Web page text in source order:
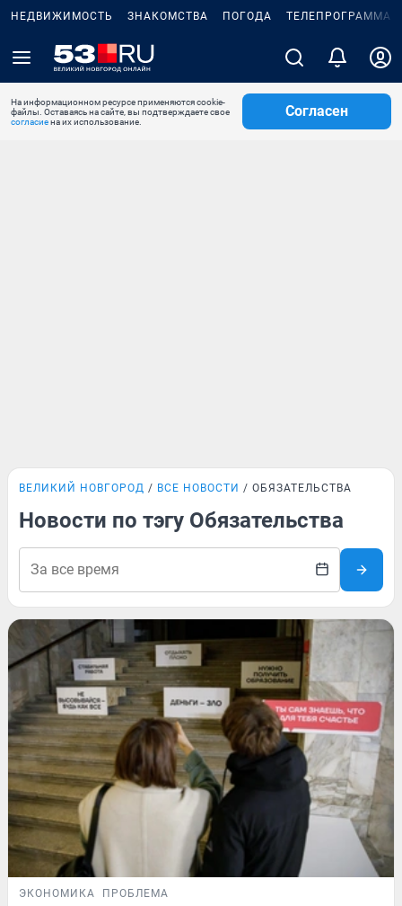
НЕДВИЖИМОСТЬ ЗНАКОМСТВА ПОГОДА ТЕЛЕПРОГРАММА
На информационном ресурсе применяются cookie-
файлы. Оставаясь на сайте, вы подтверждаете свое
согласиена их использование.
Согласен
ВЕЛИКИЙ НОВГОРОД ВСЕ НОВОСТИ ОБЯЗАТЕЛЬСТВА
Новости по тэгу Обязательства
ЭКОНОМИКА ПРОБЛЕМА